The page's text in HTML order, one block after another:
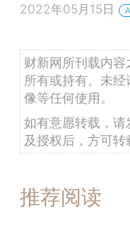
2022年05月15日
财新网所刊载内
所有或持有。未
像等任何使用。
如有意愿转载，请
及授权后，方可转
推荐阅读